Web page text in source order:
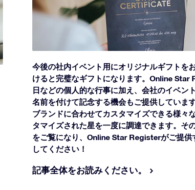
今後の社内イベント用にオリジナルギフトを
けると完璧なギフトになります。Online Star
日などの個人的な行事に加え、会社のイベン
名前を付けて記念する機会もご提供していま
ブランドに合わせてカスタマイズできる様々
タマイズされた星を一度に調達できます。そ
をご覧になり、Online Star Registerがご提供
してください！
記事全体をお読みください。